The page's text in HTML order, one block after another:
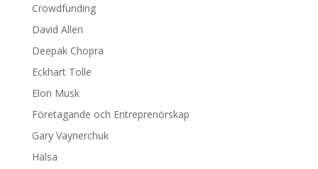
Crowdfunding
David Allen
Deepak Chopra
Eckhart Tolle
Elon Musk
Företagande och Entreprenörskap
Gary Vaynerchuk
Hälsa